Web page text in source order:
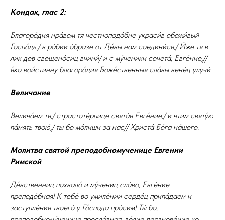
Кондак, глас 2:
Благоро́дия нра́вом тя честноподо́бне украси́в обожи́вый
Госпо́дь,/ в ра́бии о́бразе от Де́вы нам соедини́ся,/ И́же тя в
лик дев свещено́сиц вчини́/ и с му́ченики сочета́, Евге́ние,//
я́ко вои́стинну благоро́дия Боже́ственныя сла́вы вене́ц улучи́.
Величание
Велича́ем тя,/ страстоте́рпице свята́я Евге́ние,/ и чтим святу́ю
па́мять твою́,/ ты бо мо́лиши за нас// Христа́ Бо́га на́шего.
Молитва святой преподобномученице Евгении
Римской
Де́вственниц похвало́ и му́чениц сла́во, Евге́ние
преподо́бная! К тебе́ во умиле́нии серде́ц припа́даем и
заступле́ния твоего́ у Го́спода про́сим! Ты́ бо,